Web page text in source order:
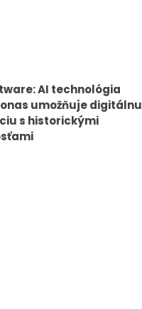
AI technológia
umožňuje digitálnu
s historickými